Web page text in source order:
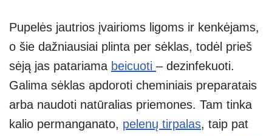
Pupelės jautrios įvairioms ligoms ir kenkėjams,
o šie dažniausiai plinta per sėklas, todėl prieš
sėją jas patariama beicuoti – dezinfekuoti.
Galima sėklas apdoroti cheminiais preparatais
arba naudoti natūralias priemones. Tam tinka
kalio permanganato, pelenų tirpalas, taip pat